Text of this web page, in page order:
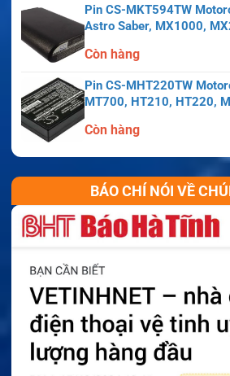
Pin CS-MKT594TW
Astro Saber, MX1000,
Còn hàng
Pin CS-MHT220TW
MT700, HT210, HT220,
Còn hàng
BÁO CHÍ NÓI VỀ